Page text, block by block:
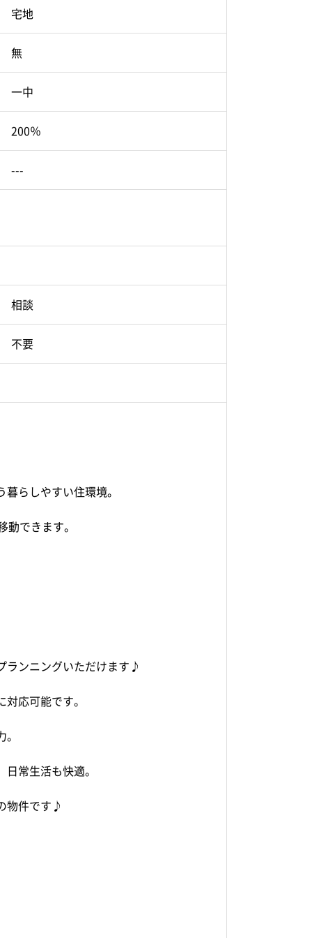
宅地
無
一中
200％
---
相談
不要
らしやすい住環境。
できます。
ランニングいただけます♪
応可能です。
常生活も快適。
物件です♪